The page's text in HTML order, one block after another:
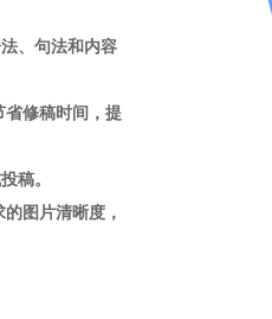
、句法和内容
省修稿时间，提
稿。
图片清晰度，